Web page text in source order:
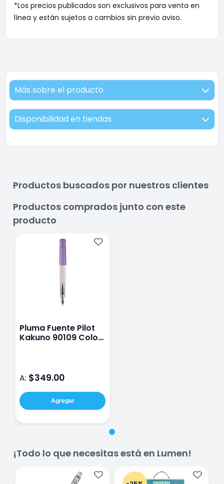
*Los precios publicados son exclusivos para venta en
línea y están sujetos a cambios sin previo aviso.
Más sobre el producto
Disponibilidad en tiendas
Productos buscados por nuestros clientes
Productos comprados junto con este
producto
Pluma Fuente Pilot
Kakuno 90109 Color
A: $349.00
Agregar
¡Todo lo que necesitas está en Lumen!